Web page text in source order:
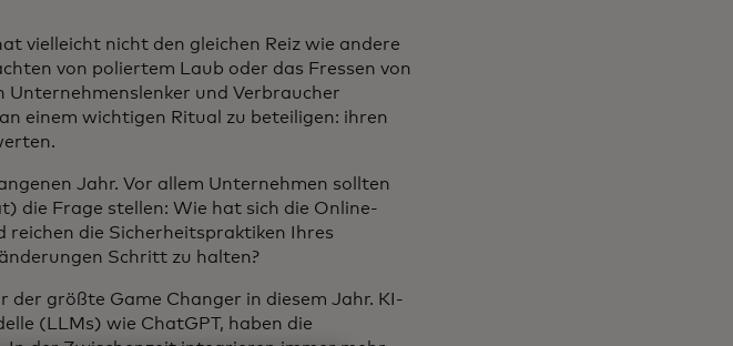
vielleicht nicht den gleichen Reiz wie andere
von poliertem Laub oder das Fressen von
Unternehmenslenker und Verbraucher
einem wichtigen Ritual zu beteiligen: ihren
Jahr. Vor allem Unternehmen sollten
die Frage stellen: Wie hat sich die Online-
die Sicherheitspraktiken Ihres
Schritt zu halten?
größte Game Changer in diesem Jahr. KI-
(LLMs) wie ChatGPT, haben die